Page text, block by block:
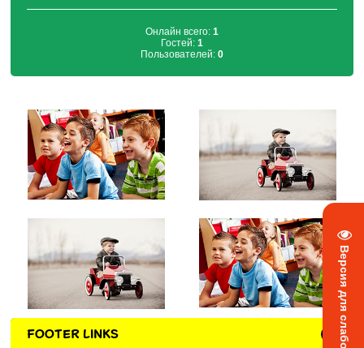
Онлайн всего: 1
Гостей: 1
Пользователей: 0
FOOTER LINKS